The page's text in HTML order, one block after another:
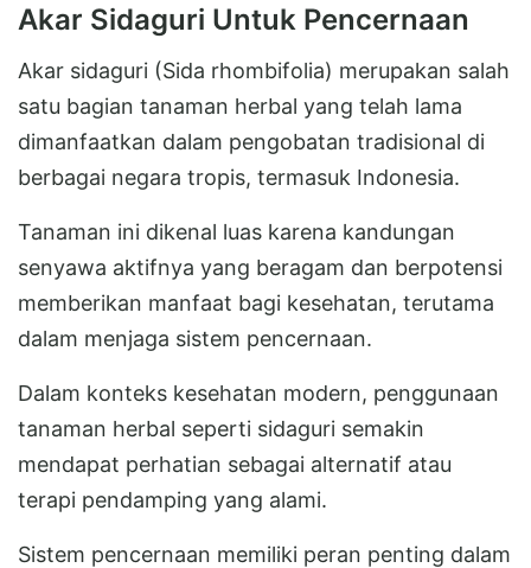
Akar Sidaguri Untuk Pencernaan
Akar sidaguri (Sida rhombifolia) merupakan salah
satu bagian tanaman herbal yang telah lama
dimanfaatkan dalam pengobatan tradisional di
berbagai negara tropis, termasuk Indonesia.
Tanaman ini dikenal luas karena kandungan
senyawa aktifnya yang beragam dan berpotensi
memberikan manfaat bagi kesehatan, terutama
dalam menjaga sistem pencernaan.
Dalam konteks kesehatan modern, penggunaan
tanaman herbal seperti sidaguri semakin
mendapat perhatian sebagai alternatif atau
terapi pendamping yang alami.
Sistem pencernaan memiliki peran penting dalam